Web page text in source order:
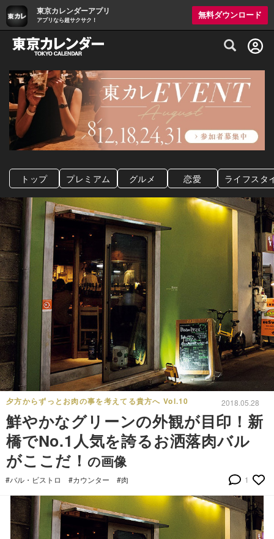
東京カレンダーアプリ
アプリなら超サクサク！
無料ダウンロード
グルメ情報・プレミアムレストラン予約
トップ プレミアム グルメ 恋愛 ライフスタ
夕方からずっとお肉の事を考えてる貴方へ Vol.10 2018.05.28
鮮やかなグリーンの外観が目印！新
橋でNo.1人気を誇るお洒落肉バル
がここだ！ の画像
#バル・ビストロ #カウンター #肉 1